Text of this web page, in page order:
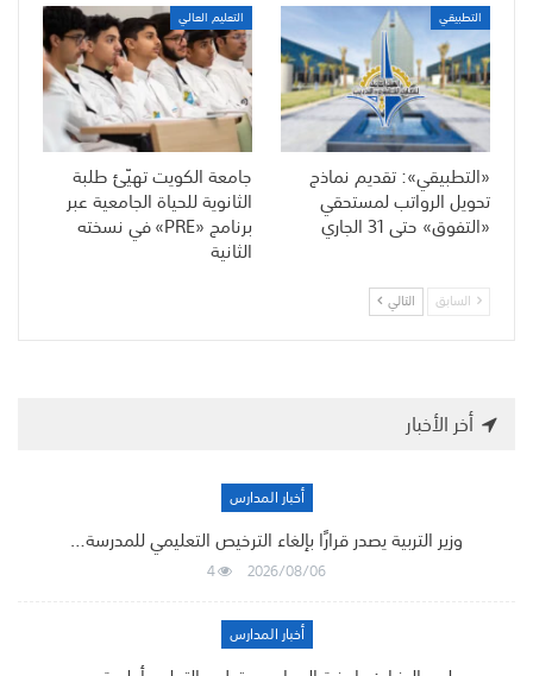
التطبيقي
«التطبيقي»: تقديم نماذج
تحويل الرواتب لمستحقي
«التفوق» حتى 31 الجاري
التعليم العالي
جامعة الكويت تهيّئ طلبة
الثانوية للحياة الجامعية عبر
برنامج «PRE» في نسخته
الثانية
السابق التالي
أخر الأخبار
أخبار المدارس
وزير التربية يصدر قرارًا بإلغاء الترخيص التعليمي للمدرسة…
2026/08/06
4
أخبار المدارس